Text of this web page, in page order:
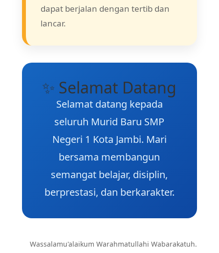
dapat berjalan dengan tertib dan
lancar.
✨ Selamat Datang
Selamat datang kepada
seluruh Murid Baru SMP
Negeri 1 Kota Jambi. Mari
bersama membangun
semangat belajar, disiplin,
berprestasi, dan berkarakter.
Wassalamu'alaikum Warahmatullahi Wabarakatuh.